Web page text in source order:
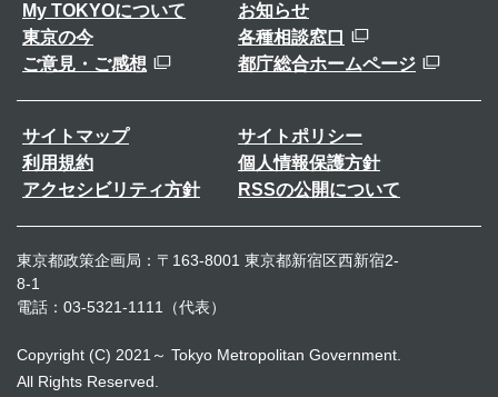
My TOKYOについて
お知らせ
東京の今
各種相談窓口
ご意見・ご感想
都庁総合ホームページ
サイトマップ
サイトポリシー
利用規約
個人情報保護方針
アクセシビリティ方針
RSSの公開について
東京都政策企画局：〒163-8001 東京都新宿区西新宿2-
8-1
電話：03-5321-1111（代表）
Copyright (C) 2021～ Tokyo Metropolitan Government.
All Rights Reserved.